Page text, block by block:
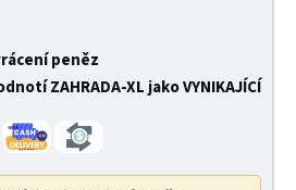
peněz
ZAHRADA-XL jako VYNIKAJÍCÍ